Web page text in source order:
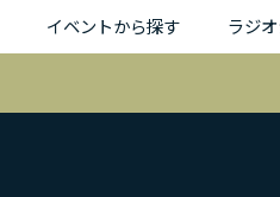
イベントから探す ラジ